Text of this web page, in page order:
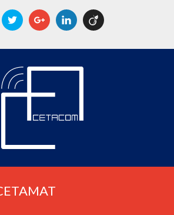
FacebookTwitter Google+LinkedIn